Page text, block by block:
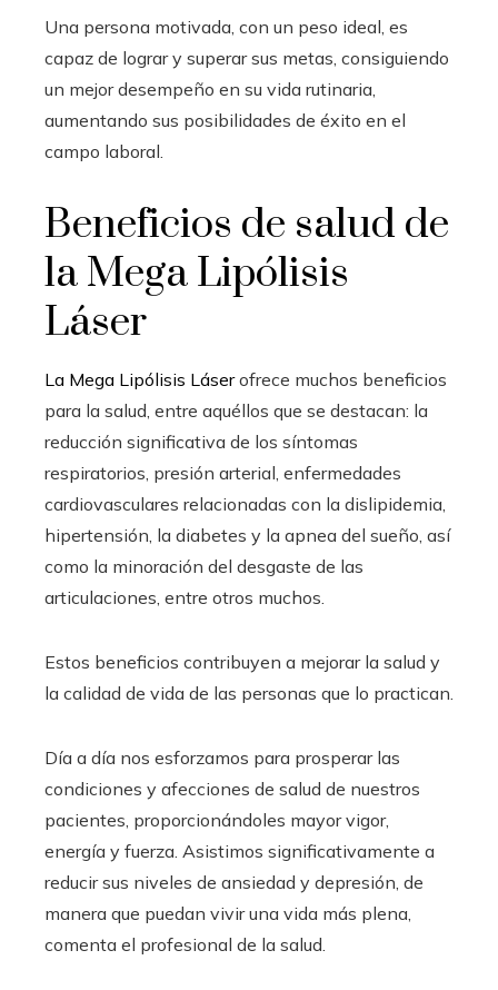
Una persona motivada, con un peso ideal, es
capaz de lograr y superar sus metas, consiguiendo
un mejor desempeño en su vida rutinaria,
aumentando sus posibilidades de éxito en el
campo laboral.
Beneficios de salud de
la Mega Lipólisis
Láser
La Mega Lipólisis Láserofrece muchos beneficios
para la salud, entre aquéllos que se destacan: la
reducción significativa de los síntomas
respiratorios, presión arterial, enfermedades
cardiovasculares relacionadas con la dislipidemia,
hipertensión, la diabetes y la apnea del sueño, así
como la minoración del desgaste de las
articulaciones, entre otros muchos.
Estos beneficios contribuyen a mejorar la salud y
la calidad de vida de las personas que lo practican.
Día a día nos esforzamos para prosperar las
condiciones y afecciones de salud de nuestros
pacientes, proporcionándoles mayor vigor,
energía y fuerza. Asistimos significativamente a
reducir sus niveles de ansiedad y depresión, de
manera que puedan vivir una vida más plena,
comenta el profesional de la salud.